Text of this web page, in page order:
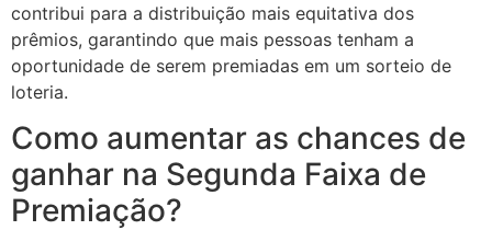
contribui para a distribuição mais equitativa dos
prêmios, garantindo que mais pessoas tenham a
oportunidade de serem premiadas em um sorteio de
loteria.
Como aumentar as chances de
ganhar na Segunda Faixa de
Premiação?